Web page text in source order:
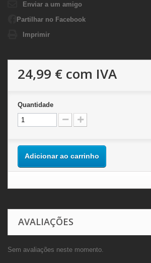
Enviar a um amigo
Partilhar no Facebook
Imprimir
24,99 € com IVA
Quantidade
Adicionar ao carrinho
AVALIAÇÕES
Sem avaliações neste momento.